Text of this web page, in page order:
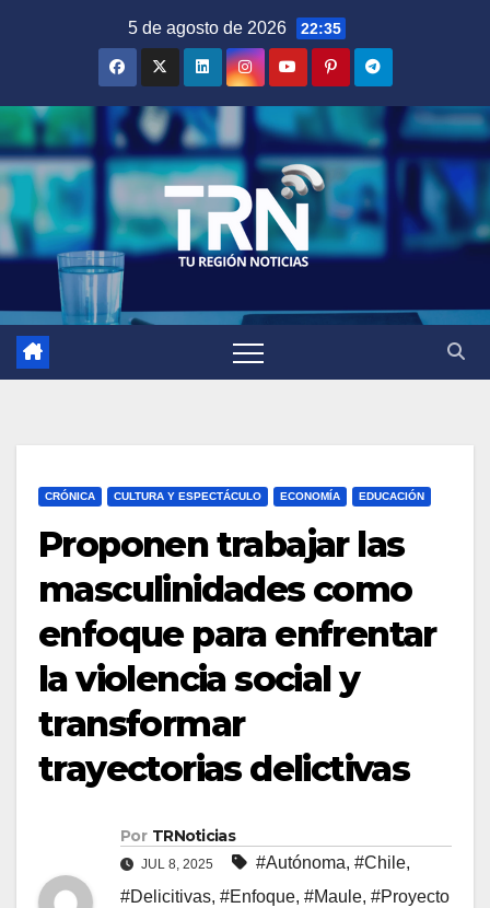
5 de agosto de 2026 22:35
CRÓNICA CULTURA Y ESPECTÁCULO ECONOMÍA EDUCACIÓN
Proponen trabajar las
masculinidades como
enfoque para enfrentar
la violencia social y
transformar
trayectorias delictivas
Por TRNoticias
JUL 8, 2025 #Autónoma, #Chile,
#Delicitivas, #Enfoque, #Maule, #Proyecto